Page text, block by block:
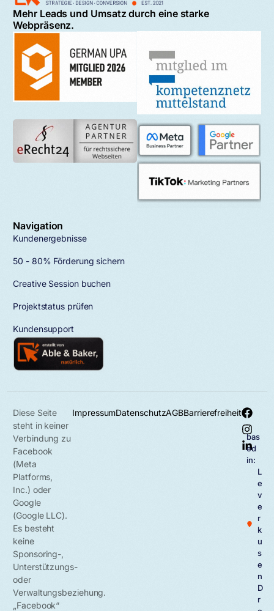
Mehr Leads und Umsatz durch eine starke
Webpräsenz.
Navigation
Kundenergebnisse
50 - 80% Förderung sichern
Creative Session buchen
Projektstatus prüfen
Kundensupport
ImpressumDatenschutzAGBBarrierefreiheit
bas
ed
in:
L
e
v
e
r
k
u
s
e
n
D
r
Diese Seite
steht in keiner
Verbindung zu
Facebook
(Meta
Platforms,
Inc.) oder
Google
(Google LLC).
Es besteht
keine
Sponsoring-,
Unterstützungs-
oder
Verwaltungsbeziehung.
„Facebook“